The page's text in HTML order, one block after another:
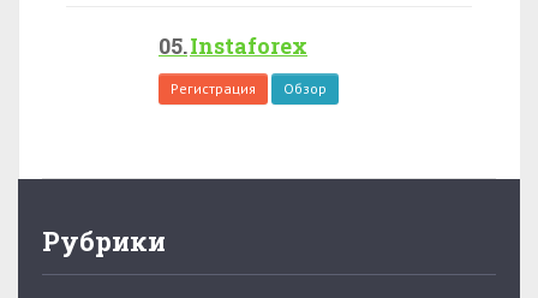
Instaforex
Регистрация Обзор
Рубрики